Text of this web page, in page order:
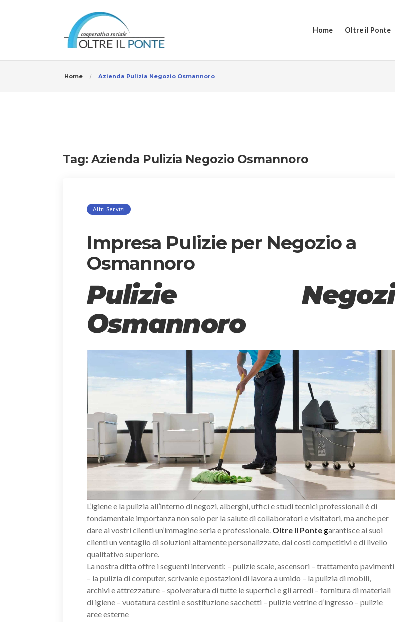
Home Oltre il Ponte
Home Azienda Pulizia Negozio Osmannoro
Tag: Azienda Pulizia Negozio Osmannoro
Altri Servizi
Impresa Pulizie per Negozio a
Osmannoro
Pulizie Negozi
Osmannoro
L’igiene e la pulizia all’interno di negozi, alberghi, uffici e studi tecnici professionali è di
fondamentale importanza non solo per la salute di collaboratori e visitatori, ma anche per
dare ai vostri clienti un’immagine seria e professionale. Oltre il Pontegarantisce ai suoi
clienti un ventaglio di soluzioni altamente personalizzate, dai costi competitivi e di livello
qualitativo superiore.
La nostra ditta offre i seguenti interventi: – pulizie scale, ascensori – trattamento pavimenti
– la pulizia di computer, scrivanie e postazioni di lavora a umido – la pulizia di mobili,
archivi e attrezzature – spolveratura di tutte le superfici e gli arredi – fornitura di materiali
di igiene – vuotatura cestini e sostituzione sacchetti – pulizie vetrine d’ingresso – pulizie
aree esterne